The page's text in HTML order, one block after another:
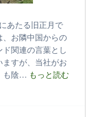
あたる旧正月で
、お隣中国からの
関連の言葉とし
ますが、当社がお
も陰… もっと読む